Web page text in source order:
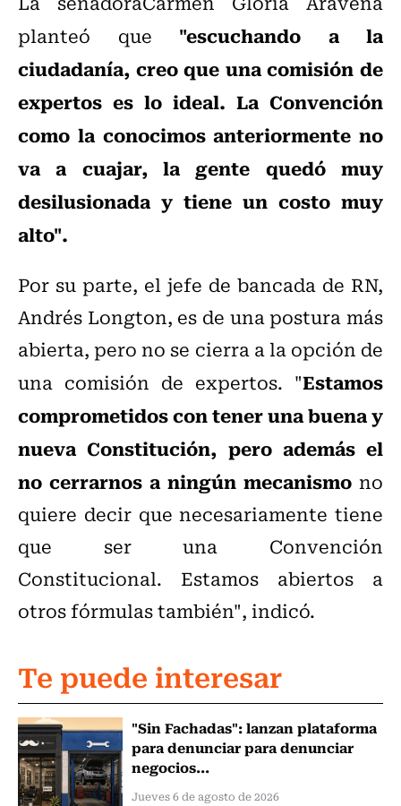
planteó que "escuchando a la
ciudadanía, creo que una comisión de
expertos es lo ideal. La Convención
como la conocimos anteriormente no
va a cuajar, la gente quedó muy
desilusionada y tiene un costo muy
alto".
Por su parte, el jefe de bancada de RN,
Andrés Longton, es de una postura más
abierta, pero no se cierra a la opción de
una comisión de expertos. "Estamos
comprometidos con tener una buena y
nueva Constitución, pero además el
no cerrarnos a ningún mecanismo no
quiere decir que necesariamente tiene
que ser una Convención
Constitucional. Estamos abiertos a
otros fórmulas también", indicó.
Te puede interesar
"Sin Fachadas": lanzan plataforma
para denunciar para denunciar
negocios...
Jueves 6 de agosto de 2026